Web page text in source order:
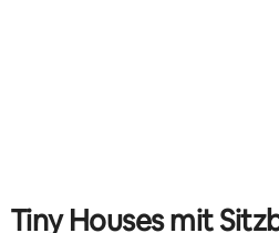
Tiny Houses mit